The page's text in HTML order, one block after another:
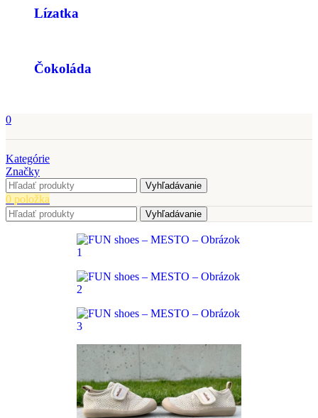
Lízatka
Čokoláda
0
Kategórie
Značky
Vyhľadávanie
0 položka
Vyhľadávanie